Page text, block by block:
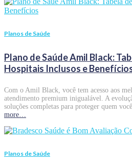
Planos de Saúde
Plano de Saúde Amil Black:
Hospitais Inclusos e
Com o Amil Black, você tem acesso aos
atendimento premium inigualável. A
soluções completas para proteger quem
more…
Planos de Saúde